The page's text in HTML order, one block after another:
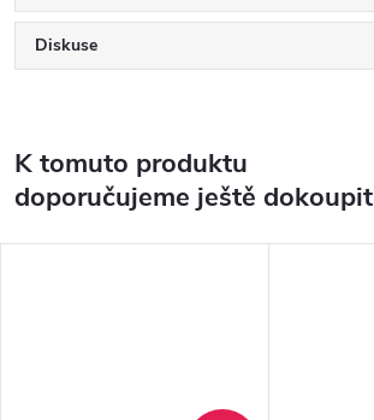
Diskuse
K tomuto produktu
doporučujeme ještě dokoupit